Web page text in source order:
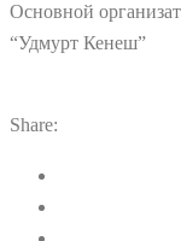
Основной
“Удмурт Кенеш”
Share: